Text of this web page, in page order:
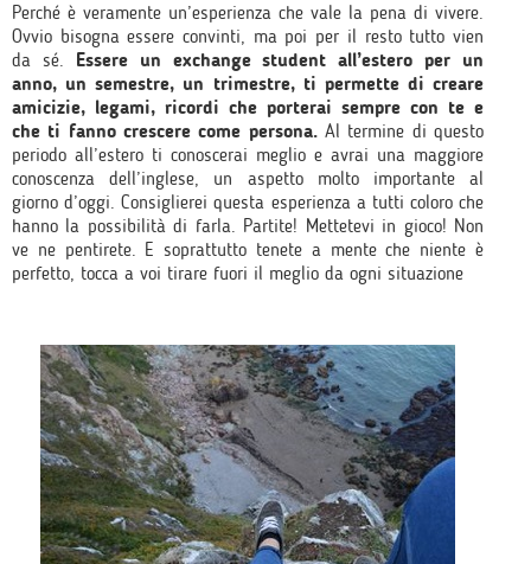
Perché è veramente un’esperienza che vale la pena di vivere.
Ovvio bisogna essere convinti, ma poi per il resto tutto vien
da sé. Essere un exchange student all’estero per un
anno, un semestre, un trimestre, ti permette di creare
amicizie, legami, ricordi che porterai sempre con te e
che ti fanno crescere come persona.Al termine di questo
periodo all’estero ti conoscerai meglio e avrai una maggiore
conoscenza dell’inglese, un aspetto molto importante al
giorno d’oggi. Consiglierei questa esperienza a tutti coloro che
hanno la possibilità di farla. Partite! Mettetevi in gioco! Non
ve ne pentirete. E soprattutto tenete a mente che niente è
perfetto, tocca a voi tirare fuori il meglio da ogni situazione